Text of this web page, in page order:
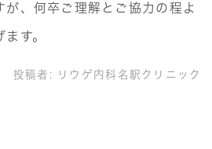
が、何卒ご理解とご協力の程よ
す。
投稿者: リウゲ内科名駅クリニック